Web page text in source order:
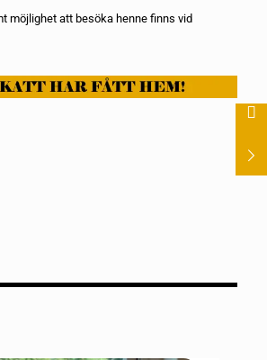
möjlighet att besöka henne finns vid